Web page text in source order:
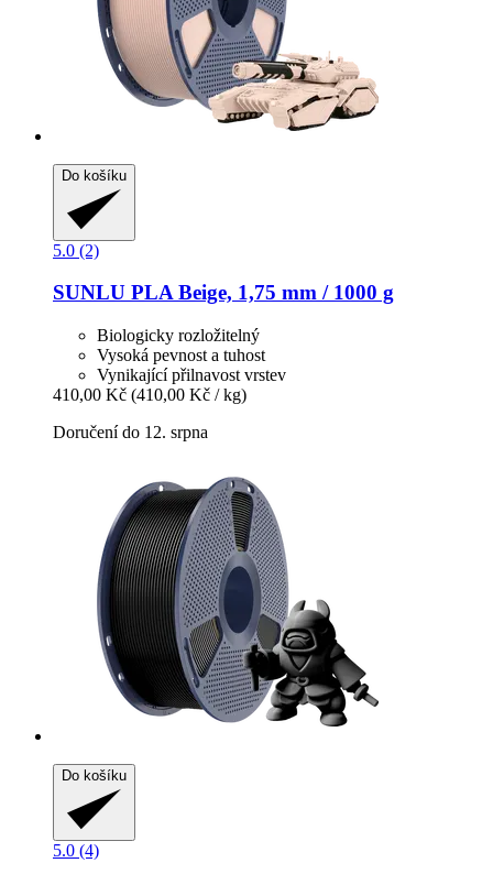
Do košíku
5.0 (2)
SUNLU PLA Beige, 1,75 mm / 1000 g
Biologicky rozložitelný
Vysoká pevnost a tuhost
Vynikající přilnavost vrstev
410,00 Kč (410,00 Kč / kg)
Doručení do 12. srpna
Do košíku
5.0 (4)